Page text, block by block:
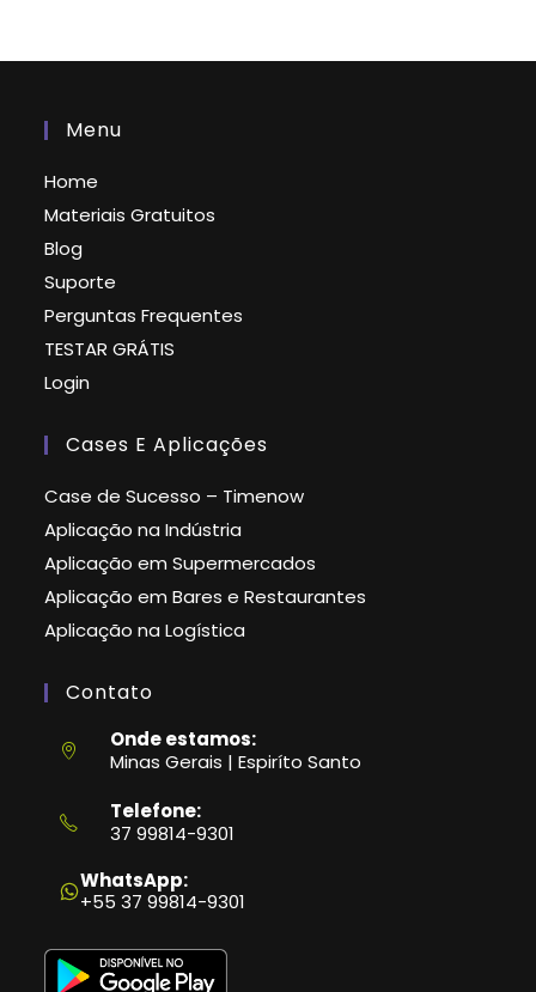
Menu
Home
Materiais Gratuitos
Blog
Suporte
Perguntas Frequentes
TESTAR GRÁTIS
Login
Cases E Aplicações
Case de Sucesso – Timenow
Aplicação na Indústria
Aplicação em Supermercados
Aplicação em Bares e Restaurantes
Aplicação na Logística
Contato
Onde estamos:
Minas Gerais | Espiríto Santo
Telefone:
37 99814-9301
em
seu
aplicativo
WhatsApp:
+55 37 99814-9301